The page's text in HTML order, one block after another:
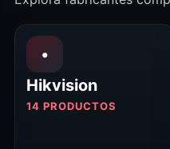
•
Hikvision
14 PRODUCTOS